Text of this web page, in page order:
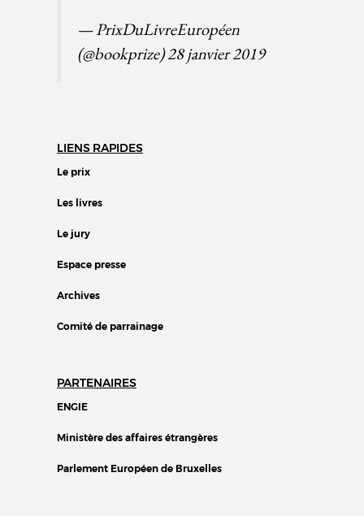
— PrixDuLivreEuropéen
(@bookprize)28 janvier 2019
LIENS RAPIDES
Le prix
Les livres
Le jury
Espace presse
Archives
Comité de parrainage
PARTENAIRES
ENGIE
Ministère des affaires étrangères
Parlement Européen de Bruxelles